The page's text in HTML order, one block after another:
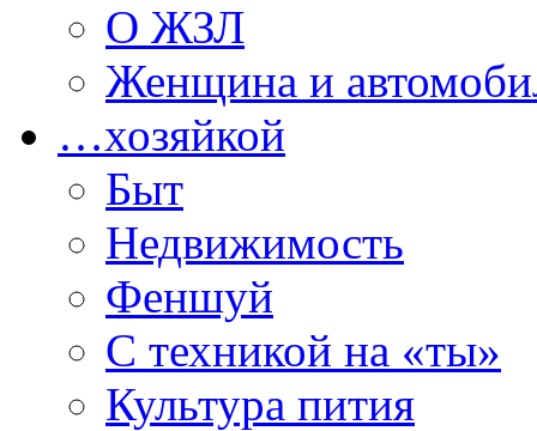
О ЖЗЛ
Женщина и
…хозяйкой
Быт
Недвижимость
Феншуй
С техникой на «ты»
Культура пития